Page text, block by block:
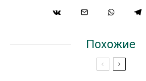
Похожие